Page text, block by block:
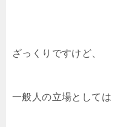
ざっくりですけど、
一般人の立場としては